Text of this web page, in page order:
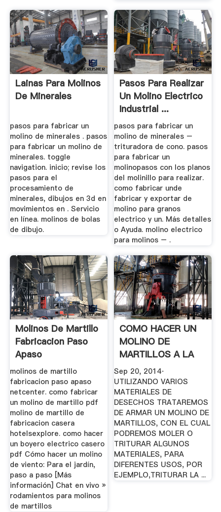
Lainas Para Molinos
De Minerales
pasos para fabricar un
molino de minerales . pasos
para fabricar un molino de
minerales. toggle
navigation. inicio; revise los
pasos para el
procesamiento de
minerales, dibujos en 3d en
movimientos en . Servicio
en línea. molinos de bolas
de dibujo.
Pasos Para Realizar
Un Molino Electrico
Industrial ...
pasos para fabricar un
molino de minerales –
trituradora de cono. pasos
para fabricar un
molinopasos con los planos
del molinillo para realizar.
como fabricar unde
fabricar y exportar de
molino para granos
electrico y un. Más detalles
o Ayuda. molino electrico
para molinos – .
Molinos De Martillo
Fabricacion Paso
Apaso
molinos de martillo
fabricacion paso apaso
netcenter. como fabricar
un molino de martillo pdf
molino de martillo de
fabricacion casera
hotelsexplore. como hacer
un boyero electrico casero
pdf Cómo hacer un molino
de viento: Para el jardín,
paso a paso [Más
información] Chat en vivo »
rodamientos para molinos
de martillos
COMO HACER UN
MOLINO DE
MARTILLOS A LA
MEXICANA YouTube
Sep 20, 2014·
UTILIZANDO VARIOS
MATERIALES DE
DESECHOS TRATAREMOS
DE ARMAR UN MOLINO DE
MARTILLOS, CON EL CUAL
PODREMOS MOLER O
TRITURAR ALGUNOS
MATERIALES, PARA
DIFERENTES USOS, POR
EJEMPLO,TRITURAR LA ...